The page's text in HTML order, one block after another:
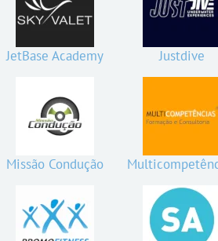
JetBase Academy Justdive
Missão Condução